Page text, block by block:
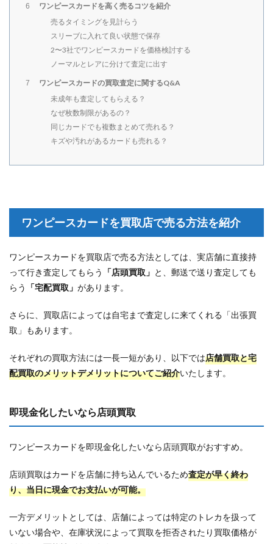
6
ワンピースカードを高く売るコツを紹介
売るタイミングを見計らう
スリーブに入れて良い状態で保存
2〜3社でワンピースカードを価格検討する
ノーマルとレアに分けて査定に出す
7
ワンピースカードの買取査定に関するQ&A
未成年も査定してもらえる？
なぜ枚数制限があるの？
同じカードでも複数まとめて売れる？
キズや汚れがあるカードも売れる？
ワンピースカードを買取店で売る方法を紹介
ワンピースカードを買取店で売る方法としては、実店舗に直接持
って行き査定してもらう
「店頭買取」 と、郵送で送り査定しても
らう
「宅配買取」 があります。
さらに、買取店によっては自宅まで査定しに来てくれる「出張買
取」もあります。
それぞれの買取方法には一長一短があり、以下では店舗買取と宅
配買取のメリットデメリットについてご紹介いたします。
即現金化したいなら店頭買取
ワンピースカードを即現金化したいなら店頭買取がおすすめ。
店頭買取はカードを店舗に持ち込んでいるため査定が早く終わ
り、当日に現金でお支払いが可能。
一方デメリットとしては、店舗によっては特定のトレカを扱って
いない場合や、在庫状況によって買取を拒否されたり買取価格が